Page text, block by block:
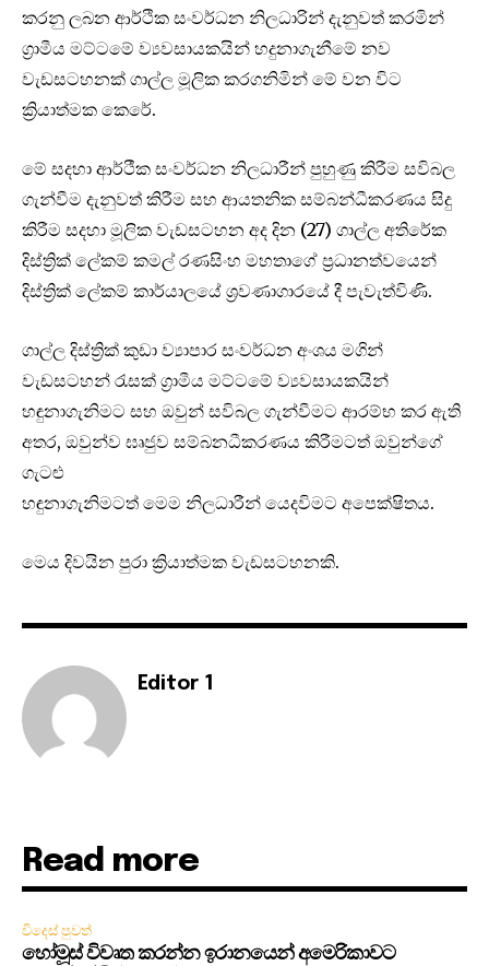
කරනු ලබන ආර්ථික සංවර්ධන නිලධාරින් දැනුවත් කරමින්
ග්‍රාමීය මට්ටමේ ව්‍යවසායකයින් හදුනාගැනීමේ නව
වැඩසටහනක් ගාල්ල මූලික කරගනිමින් මේ වන විට
ක්‍රියාත්මක කෙරේ.
මේ සදහා ආර්ථීක සංවර්ධන නිලධාරීන් පුහුණු කිරීම සවිබල
ගැන්වීම දැනුවත් කිරීම සහ ආයතනික සම්බන්ධීකරණය සිදු
කිරීම සදහා මූලික වැඩසටහන අද දින (27) ගාල්ල අතිරේක
දිස්ත්‍රික් ලේකම් කමල් රණසිංහ මහතාගේ ප්‍රධානත්වයෙන්
දිස්ත්‍රික් ලේකම් කාර්යාලයේ ශ්‍රවණාගාරයේ දී පැවැත්විණි.
ගාල්ල දිස්ත්‍රික් කුඩා ව්‍යාපාර සංවර්ධන අංශය මගින්
වැඩසටහන් රැසක් ග්‍රාමීය මට්ටමේ ව්‍යවසායකයින්
හඳුනාගැනිමට සහ ඔවුන් සවිබල ගැන්වීමට ආරම්භ කර ඇති
අතර, ඔවුන්ව ඝෘජුව සම්බනධීකරණය කිරීමටත් ඔවුන්ගේ
ගැටළු
හඳුනාගැනිමටත් මෙම නිලධාරීන් යෙදවිමට අපෙක්ෂිතය.
මෙය දිවයින පුරා ක්‍රියාත්මක වැඩසටහනකි.
Editor 1
Read more
විදෙස් පුවත්
හෝමූස් විවෘත කරන්න ඉරානයෙන් අමෙරිකාවට